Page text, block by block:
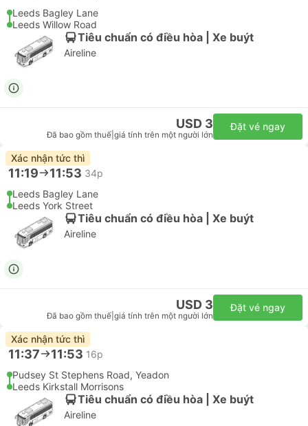
Leeds Bagley Lane
Leeds Willow Road
Tiêu chuẩn có điều hòa | Xe buýt
Aireline
USD 3
Đã bao gồm thuế giá tính trên một người lớn
Đặt vé ngay
Xác nhận tức thì
11:19 11:53 34p
Leeds Bagley Lane
Leeds York Street
Tiêu chuẩn có điều hòa | Xe buýt
Aireline
USD 3
Đã bao gồm thuế giá tính trên một người lớn
Đặt vé ngay
Xác nhận tức thì
11:37 11:53 16p
Pudsey St Stephens Road, Yeadon
Leeds Kirkstall Morrisons
Tiêu chuẩn có điều hòa | Xe buýt
Aireline